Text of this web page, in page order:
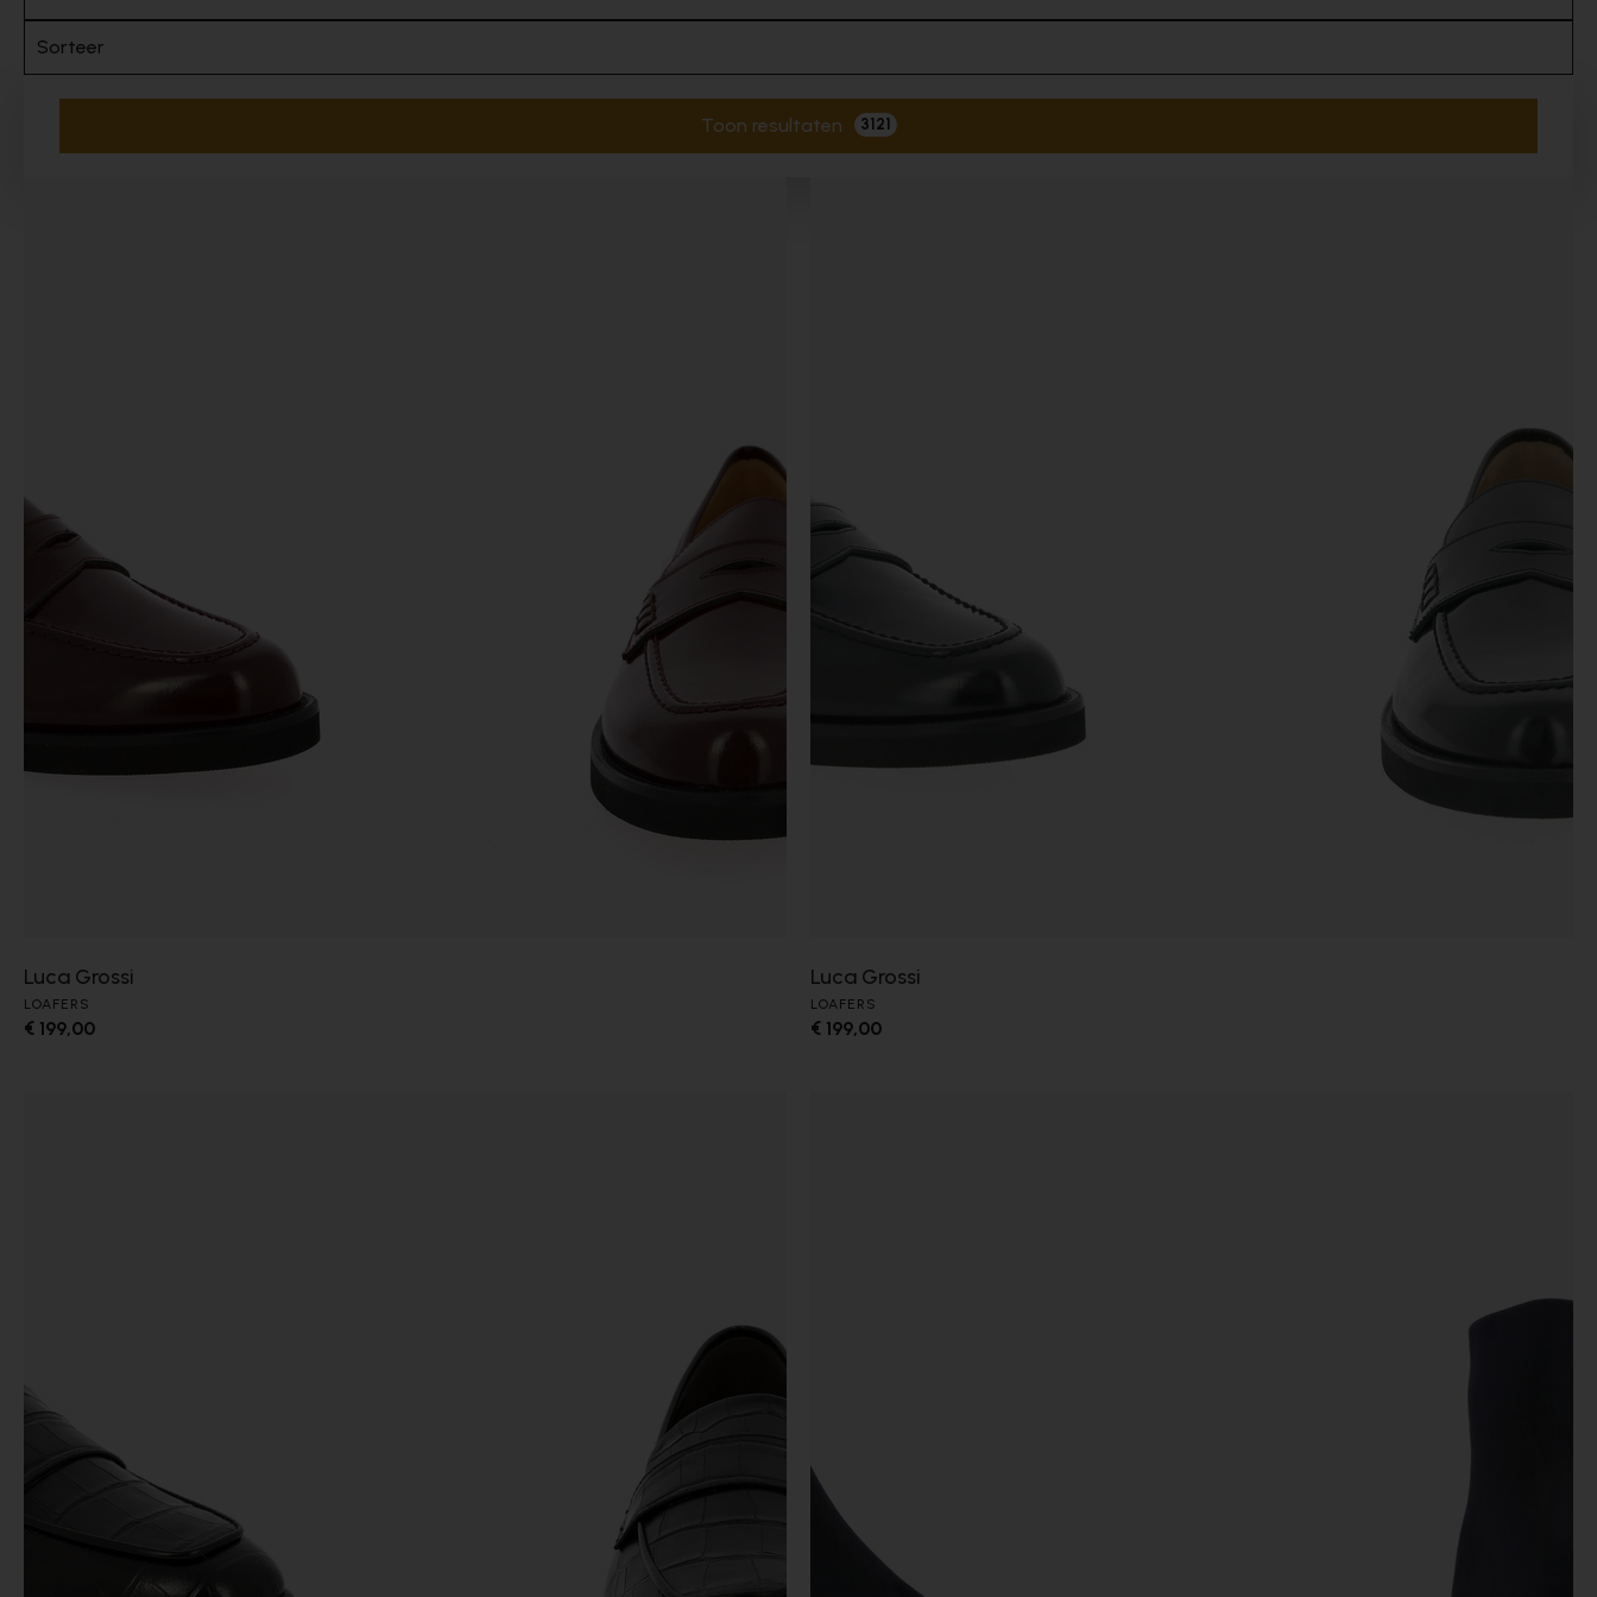
Sorteer
Toon resultaten 3121Actieve filters
Luca Grossi
LOAFERS
€ 199,00
Luca Grossi
LOAFERS
€ 199,00